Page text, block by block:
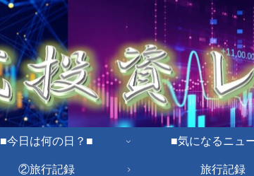
■今日は何の日？■ ■気になるニュ
②旅行記録 旅行記録